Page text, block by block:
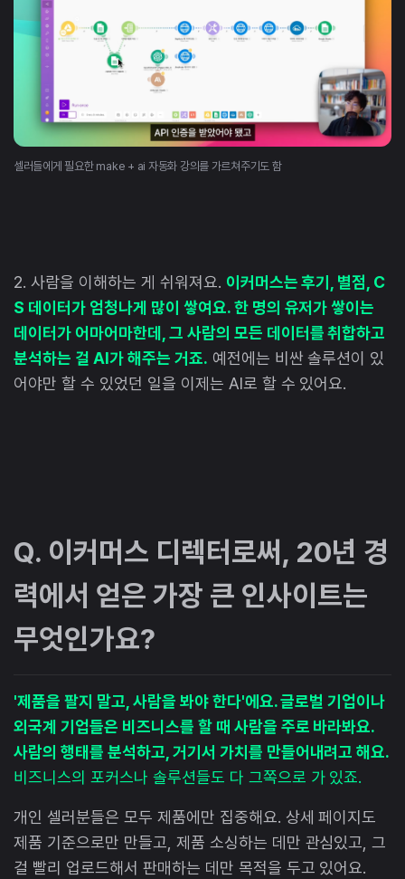
셀러들에게 필요한 make + ai 자동화 강의를 가르쳐주기도 함
2. 사람을 이해하는 게 쉬워져요. 이커머스는 후기, 별점, C
S 데이터가 엄청나게 많이 쌓여요. 한 명의 유저가 쌓이는
데이터가 어마어마한데, 그 사람의 모든 데이터를 취합하고
분석하는 걸 AI가 해주는 거죠. 예전에는 비싼 솔루션이 있
어야만 할 수 있었던 일을 이제는 AI로 할 수 있어요.
Q. 이커머스 디렉터로써, 20년 경
력에서 얻은 가장 큰 인사이트는
무엇인가요?
'제품을 팔지 말고, 사람을 봐야 한다'에요. 글로벌 기업이나
외국계 기업들은 비즈니스를 할 때 사람을 주로 바라봐요.
사람의 행태를 분석하고, 거기서 가치를 만들어내려고 해요.
비즈니스의 포커스나 솔루션들도 다 그쪽으로 가 있죠.
개인 셀러분들은 모두 제품에만 집중해요. 상세 페이지도
제품 기준으로만 만들고, 제품 소싱하는 데만 관심있고, 그
걸 빨리 업로드해서 판매하는 데만 목적을 두고 있어요.